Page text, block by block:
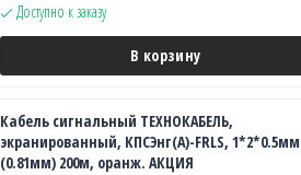
Доступно к заказу
В корзину
Кабель сигнальный ТЕХНОКАБЕЛЬ,
экранированный, КПСЭнг(А)-FRLS,
(0.81мм) 200м, оранж. АКЦИЯ